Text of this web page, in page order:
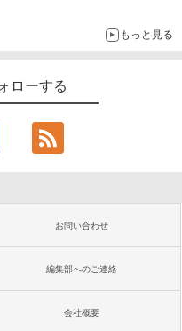
もっと見る
ローする
お問い合わせ
編集部へのご連絡
会社概要